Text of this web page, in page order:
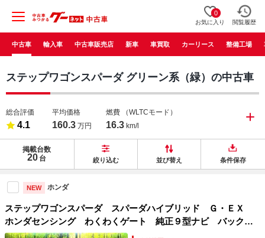
0
お気に入り 閲覧履歴
中古車 輸入車 中古車販売店 新車 車買取 カーリース 整備工場
ステップワゴンスパーダ グリーン系（緑）の中古車
総合評価
4.1
平均価格
160.3 万円
燃費 （WLTCモード）
16.3 km/l
掲載台数
20 台 絞り込む 並び替え 条件保存
NEW ホンダ
ステップワゴンスパーダ スパーダハイブリッド Ｇ・ＥＸ
ホンダセンシング わくわくゲート 純正９型ナビ バックカ
メラ 衝突軽減 両側電動スライド シートヒーター ドラレ